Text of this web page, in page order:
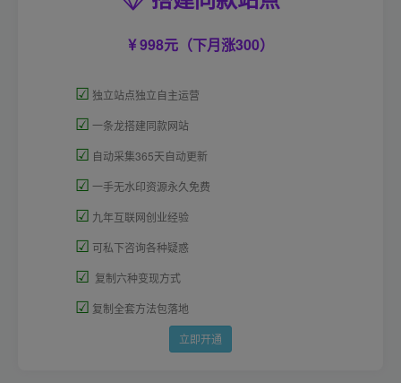
998元（下月涨300）
☑ 独立站点独立自主运营
☑ 一条龙搭建同款网站
☑ 自动采集365天自动更新
☑ 一手无水印资源永久免费
☑ 九年互联网创业经验
☑ 可私下咨询各种疑惑
☑ 复制六种变现方式
☑ 复制全套方法包落地
立即开通